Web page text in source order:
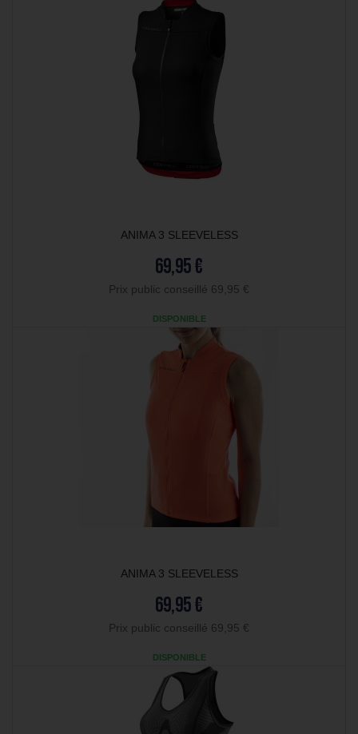
ANIMA 3 SLEEVELESS
69,95 €
Prix public conseillé 69,95 €
DISPONIBLE
ANIMA 3 SLEEVELESS
69,95 €
Prix public conseillé 69,95 €
DISPONIBLE